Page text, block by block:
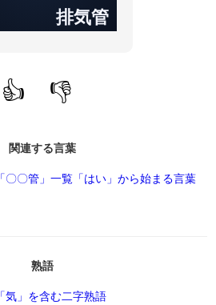
排気管
👍 👎
関連する言葉
「〇〇管」一覧 「はい」から始まる言葉
熟語
「気」を含む二字熟語